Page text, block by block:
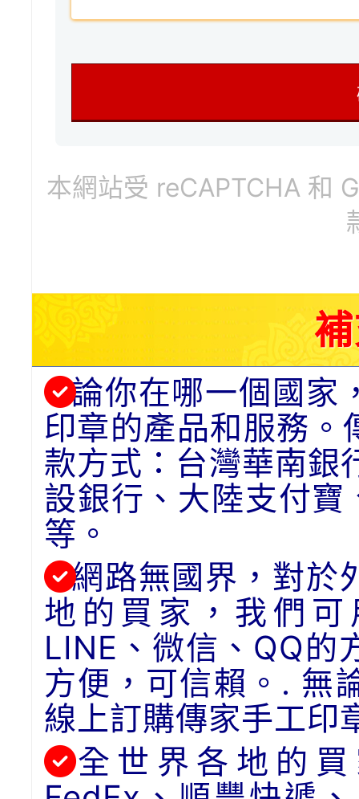
本網站受 reCAPTCHA 和
論你在哪一個國家
印章的產品和服務。
款方式：台灣華南銀
設銀行、大陸支付
等。
網路無國界，對於
地的買家，我們
LINE、微信、QQ的
方便，可信賴。. 無
線上訂購傳家手工印
全世界各地的買